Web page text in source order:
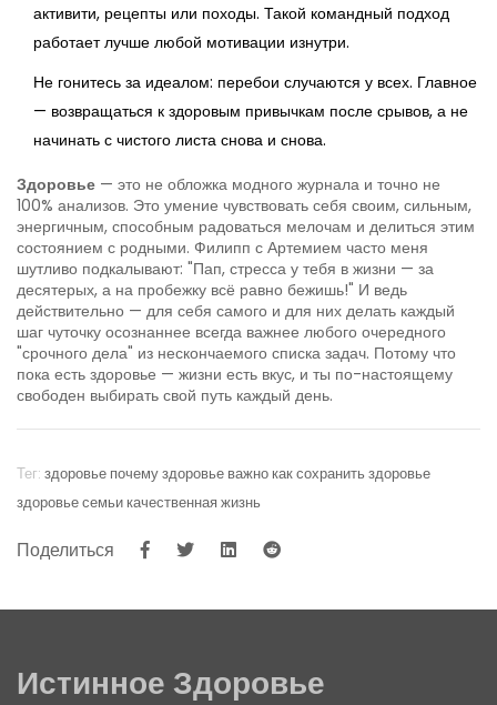
активити, рецепты или походы. Такой командный подход
работает лучше любой мотивации изнутри.
Не гонитесь за идеалом: перебои случаются у всех. Главное
— возвращаться к здоровым привычкам после срывов, а не
начинать с чистого листа снова и снова.
Здоровье — это не обложка модного журнала и точно не
100% анализов. Это умение чувствовать себя своим, сильным,
энергичным, способным радоваться мелочам и делиться этим
состоянием с родными. Филипп с Артемием часто меня
шутливо подкалывают: "Пап, стресса у тебя в жизни — за
десятерых, а на пробежку всё равно бежишь!" И ведь
действительно — для себя самого и для них делать каждый
шаг чуточку осознаннее всегда важнее любого очередного
"срочного дела" из нескончаемого списка задач. Потому что
пока есть здоровье — жизни есть вкус, и ты по-настоящему
свободен выбирать свой путь каждый день.
Тег: здоровье почему здоровье важно как сохранить здоровье
здоровье семьи качественная жизнь
Поделиться
Истинное Здоровье